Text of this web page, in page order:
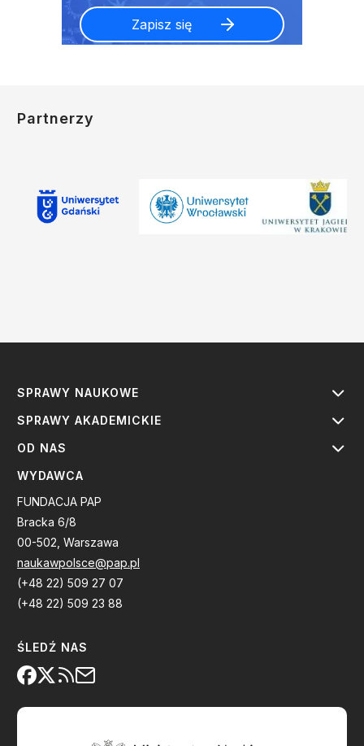
Partnerzy
SPRAWY NAUKOWE
SPRAWY AKADEMICKIE
OD NAS
WYDAWCA
FUNDACJA PAP
Bracka 6/8
00-502, Warszawa
naukawpolsce@pap.pl
(+48 22) 509 27 07
(+48 22) 509 23 88
ŚLEDŹ NAS